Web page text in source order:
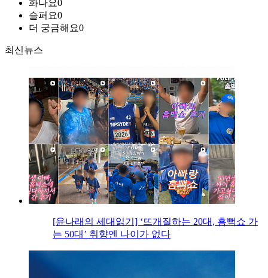
화나요0
슬퍼요0
더 궁금해요0
최신뉴스
[윤나래의 세대읽기] ‘뜨개질하는 20대, 흠뻑쇼 가
는 50대’ 취향엔 나이가 없다